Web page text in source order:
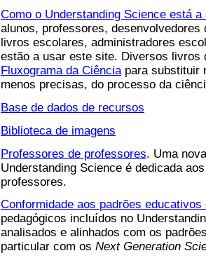
Como o Understanding Science está a
alunos, professores,
livros escolares, administradores
estão a usar este site. Diversos livros
Fluxograma da Ciênciapara substituir
menos precisas, do processo da
Base de dados de recursos
Biblioteca de imagens
Professores de professores. Uma
Understanding Science é dedicada
professores.
Conformidade aos padrões educativos
pedagógicos incluídos no
analisados ​​e alinhados com os
particular com os Next Generation